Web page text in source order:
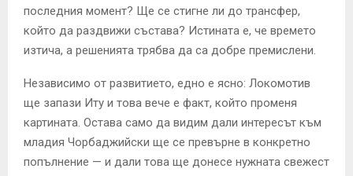
последния момент? Ще се стигне ли до трансфер,
който да раздвижи състава? Истината е, че времето
изтича, а решенията трябва да са добре премислени.
Независимо от развитието, едно е ясно: Локомотив
ще запази Иту и това вече е факт, който променя
картината. Остава само да видим дали интересът към
младия Чорбаджийски ще се превърне в конкретно
попълнение — и дали това ще донесе нужната свежест